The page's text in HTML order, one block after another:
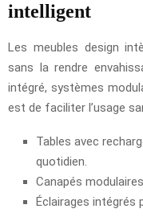
intelligent
Les meubles design
sans la rendre
intégré, systèmes
est de faciliter l’usage
Tables avec
quotidien.
Canapés
Éclairages intégrés